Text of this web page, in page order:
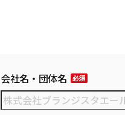
会社名・団体名